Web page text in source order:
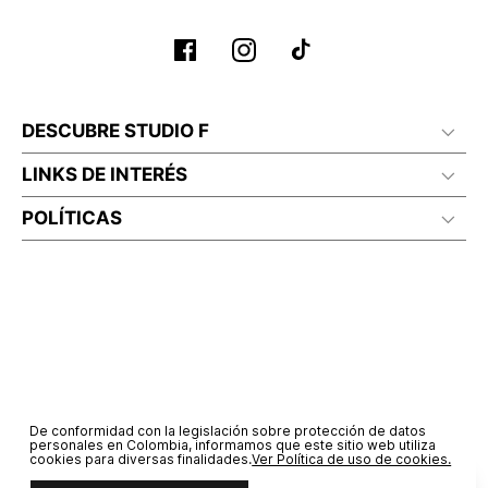
DESCUBRE STUDIO F
LINKS DE INTERÉS
POLÍTICAS
De conformidad con la legislación sobre protección de datos
personales en Colombia, informamos que este sitio web utiliza
cookies para diversas finalidades.Ver Política de uso de cookies.